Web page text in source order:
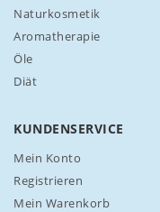
e
t
t
e
n
Naturkosmetik
Aromatherapie
Öle
Diät
KUNDENSERVICE
Mein Konto
Registrieren
Mein Warenkorb